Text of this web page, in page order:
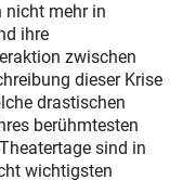
nicht mehr in
ihre
zwischen
dieser Krise
drastischen
berühmtesten
sind in
wichtigsten